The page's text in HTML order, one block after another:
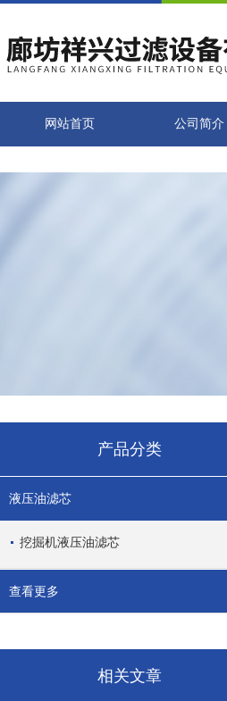
网站首页 公司简介
产品分类
液压油滤芯
挖掘机液压油滤芯
查看更多
相关文章